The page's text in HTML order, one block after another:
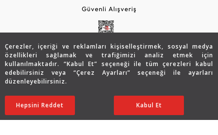
Çerezler, içeriği ve reklamları kişiselleştirmek, sosyal medya
özellikleri sağlamak ve trafiğimizi analiz etmek için
kullanılmaktadır. “Kabul Et” seçeneği ile tüm çerezleri kabul
edebilirsiniz veya “Çerez Ayarları” seçeneği ile ayarları
düzenleyebilirsiniz.
Ayarları Düzenle
Hepsini Reddet Kabul Et
6.670 TL
5.336 TL SATIN ALIN
Güvenli Alışveriş
Copyright © 2026 Assos Pırlanta - Bu sitenin tüm hakları